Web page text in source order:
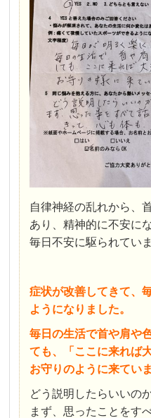
自律神経の乱れから、
あり、精神的に不安に
毎日不安に駆られていま
症状が改善してきて、
ようになりました。
毎日の生活で首や肩や
ても、「ここに来れば
お守りのように来ていま
どう説明したらいいの
まず、思ったことをす